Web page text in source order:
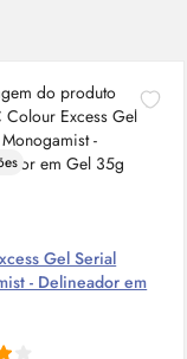
Gel Serial
- Delineador em